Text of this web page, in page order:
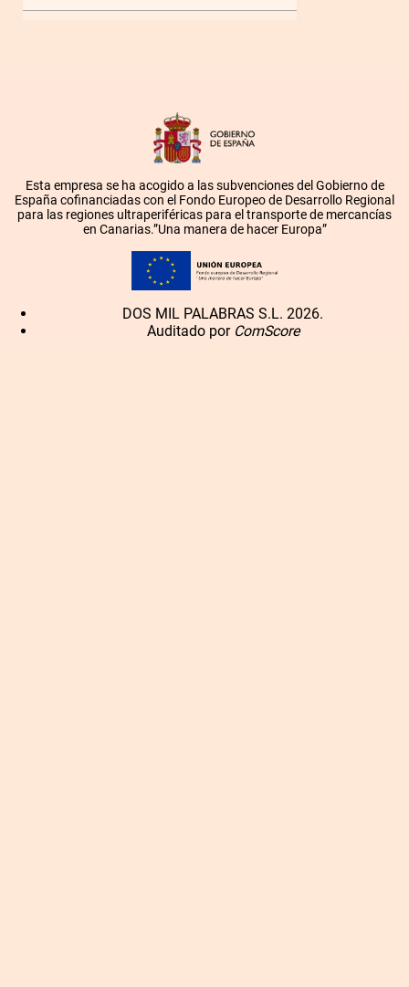
Esta empresa se ha acogido a las subvenciones del Gobierno de
España cofinanciadas con el Fondo Europeo de Desarrollo Regional
para las regiones ultraperiféricas para el transporte de mercancías
en Canarias.”Una manera de hacer Europa”
DOS MIL PALABRAS S.L. 2026.
Auditado por ComScore